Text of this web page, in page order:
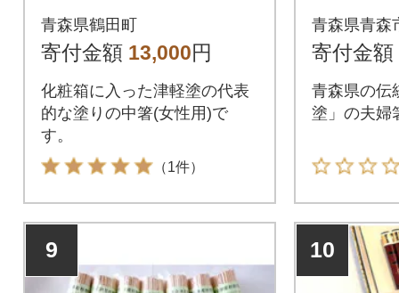
青森県鶴田町
寄付金額 13,000円
化粧箱に入った津軽塗の代表
的な塗りの中箸(女性用)で
す。
（1件）
青森県青森
寄付金額
青森県の伝
塗」の夫婦
9 10